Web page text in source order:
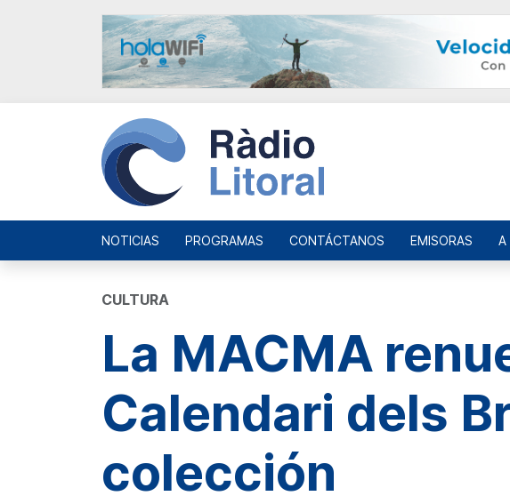
NOTICIAS PROGRAMAS CONTÁCTANOS EMISORAS A
CULTURA
La MACMA
Calendari dels
colección